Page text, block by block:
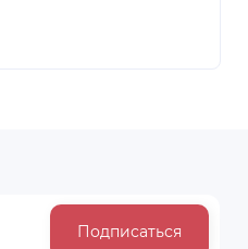
Подписаться